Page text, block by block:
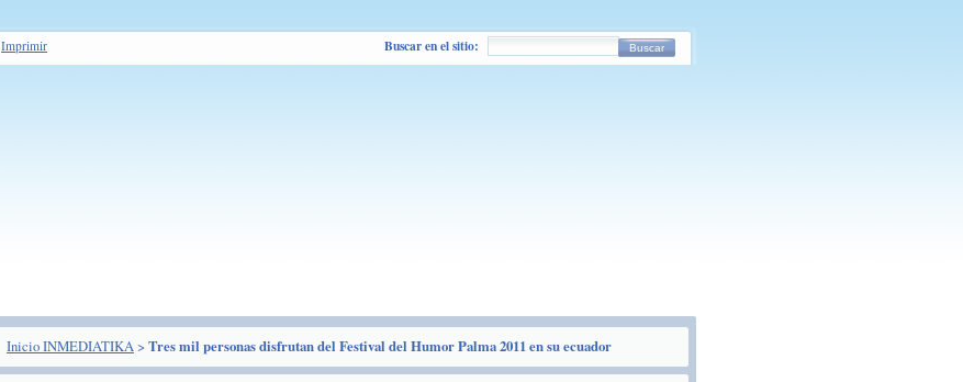
Inicio INMEDIATIKA> Tres mil personas disfrutan del Festival del Humor Palma 2011 en su ecuador
Imprimir Buscar en el sitio: Buscar